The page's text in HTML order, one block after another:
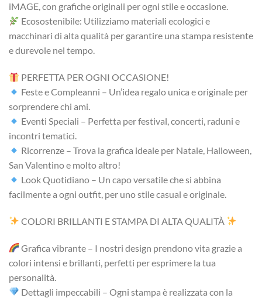
iMAGE, con grafiche originali per ogni stile e occasione.
Ecosostenibile: Utilizziamo materiali ecologici e
macchinari di alta qualità per garantire una stampa resistente
e durevole nel tempo.
PERFETTA PER OGNI OCCASIONE!
Feste e Compleanni – Un’idea regalo unica e originale per
sorprendere chi ami.
Eventi Speciali – Perfetta per festival, concerti, raduni e
incontri tematici.
Ricorrenze – Trova la grafica ideale per Natale, Halloween,
San Valentino e molto altro!
Look Quotidiano – Un capo versatile che si abbina
facilmente a ogni outfit, per uno stile casual e originale.
COLORI BRILLANTI E STAMPA DI ALTA QUALITÀ
Grafica vibrante – I nostri design prendono vita grazie a
colori intensi e brillanti, perfetti per esprimere la tua
personalità.
Dettagli impeccabili – Ogni stampa è realizzata con la